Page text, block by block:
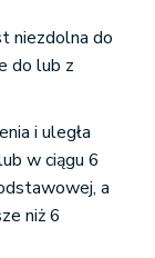
niezdolna do
do lub z
i uległa
w ciągu 6
a
niż 6